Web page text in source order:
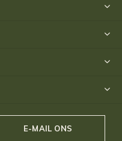
E-MAIL ONS